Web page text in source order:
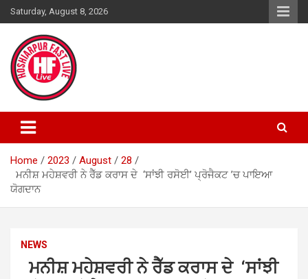
Skip
to
content
Saturday, August 8, 2026
Home 2023 August
28
ਮਨੀਸ਼ ਮਹੇਸ਼ਵਰੀ ਨੇ ਰੈੱਡ ਕਰਾਸ ਦੇ ‘ਸਾਂਝੀ ਰਸੋਈ’ ਪ੍ਰੋਜੈਕਟ ’ਚ ਪਾਇਆ
ਯੋਗਦਾਨ
NEWS
ਮਨੀਸ਼ ਮਹੇਸ਼ਵਰੀ ਨੇ ਰੈੱਡ ਕਰਾਸ ਦੇ ‘ਸਾਂਝੀ